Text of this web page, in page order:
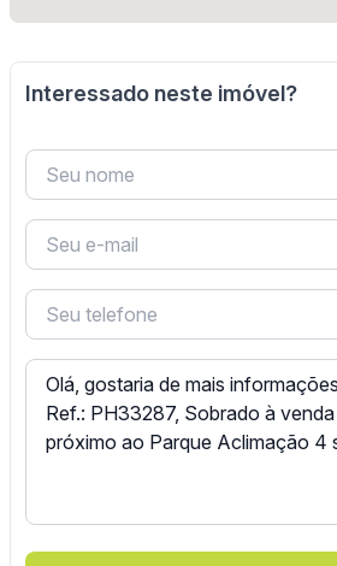
Interessado neste imóvel?